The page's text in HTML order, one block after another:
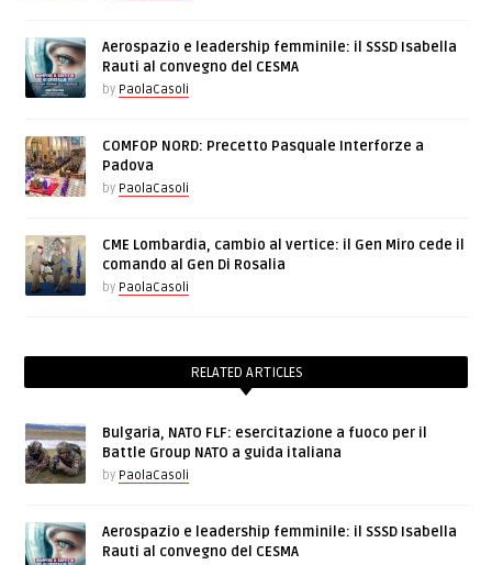
Aerospazio e leadership femminile: il SSSD Isabella
Rauti al convegno del CESMA
by PaolaCasoli
COMFOP NORD: Precetto Pasquale Interforze a
Padova
by PaolaCasoli
CME Lombardia, cambio al vertice: il Gen Miro cede il
comando al Gen Di Rosalia
by PaolaCasoli
RELATED ARTICLES
Bulgaria, NATO FLF: esercitazione a fuoco per il
Battle Group NATO a guida italiana
by PaolaCasoli
Aerospazio e leadership femminile: il SSSD Isabella
Rauti al convegno del CESMA